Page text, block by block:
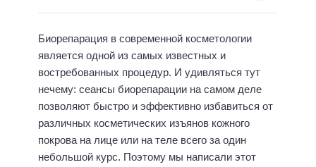
Биорепарация в современной косметологии
является одной из самых известных и
востребованных процедур. И удивляться тут
нечему: сеансы биорепарации на самом деле
позволяют быстро и эффективно избавиться от
различных косметических изъянов кожного
покрова на лице или на теле всего за один
небольшой курс. Поэтому мы написали этот